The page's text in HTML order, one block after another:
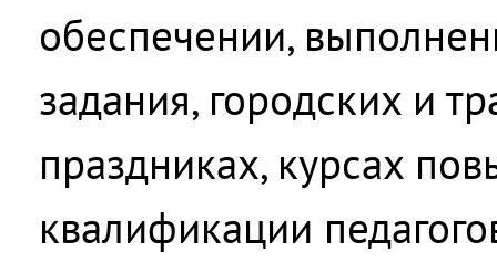
обеспечении,
задания, городских и
праздниках, курсах
квалификации